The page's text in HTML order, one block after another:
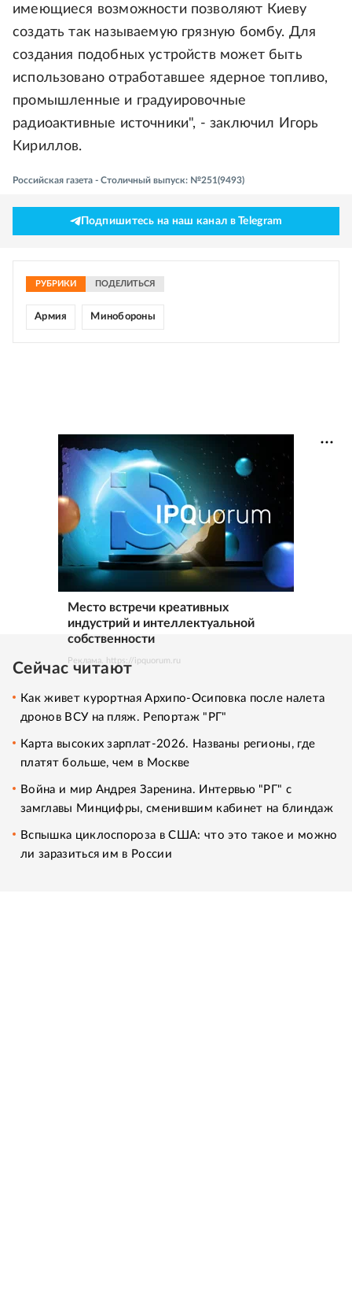
имеющиеся возможности позволяют Киеву
создать так называемую грязную бомбу. Для
создания подобных устройств может быть
использовано отработавшее ядерное топливо,
промышленные и градуировочные
радиоактивные источники", - заключил Игорь
Кириллов.
Российская газета - Столичный выпуск: №251(9493)
Подпишитесь на наш канал в Telegram
РУБРИКИ ПОДЕЛИТЬСЯ
Армия Минобороны
Место встречи креативных
индустрий и интеллектуальной
собственности
Реклама. https://ipquorum.ru
Сейчас читают
Как живет курортная Архипо-Осиповка после налета
дронов ВСУ на пляж. Репортаж "РГ"
Карта высоких зарплат-2026. Названы регионы, где
платят больше, чем в Москве
Война и мир Андрея Заренина. Интервью "РГ" с
замглавы Минцифры, сменившим кабинет на блиндаж
Вспышка циклоспороза в США: что это такое и можно
ли заразиться им в России